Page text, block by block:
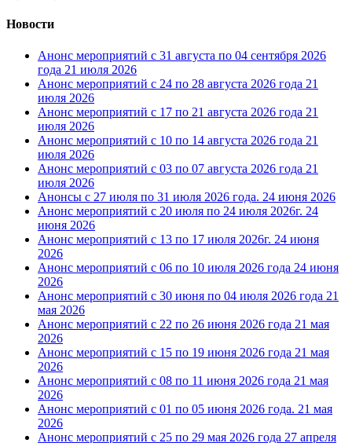
Новости
Анонс мероприятий с 31 августа по 04 сентября 2026
года 21 июля 2026
Анонс мероприятий с 24 по 28 августа 2026 года 21
июля 2026
Анонс мероприятий с 17 по 21 августа 2026 года 21
июля 2026
Анонс мероприятий с 10 по 14 августа 2026 года 21
июля 2026
Анонс мероприятий с 03 по 07 августа 2026 года 21
июля 2026
Анонсы с 27 июля по 31 июля 2026 года. 24 июня 2026
Анонс мероприятий с 20 июля по 24 июля 2026г. 24
июня 2026
Анонс мероприятий с 13 по 17 июля 2026г. 24 июня
2026
Анонс мероприятий с 06 по 10 июля 2026 года 24 июня
2026
Анонс мероприятий с 30 июня по 04 июля 2026 года 21
мая 2026
Анонс мероприятий с 22 по 26 июня 2026 года 21 мая
2026
Анонс мероприятий с 15 по 19 июня 2026 года 21 мая
2026
Анонс мероприятий с 08 по 11 июня 2026 года 21 мая
2026
Анонс мероприятий с 01 по 05 июня 2026 года. 21 мая
2026
Анонс мероприятий с 25 по 29 мая 2026 года 27 апреля